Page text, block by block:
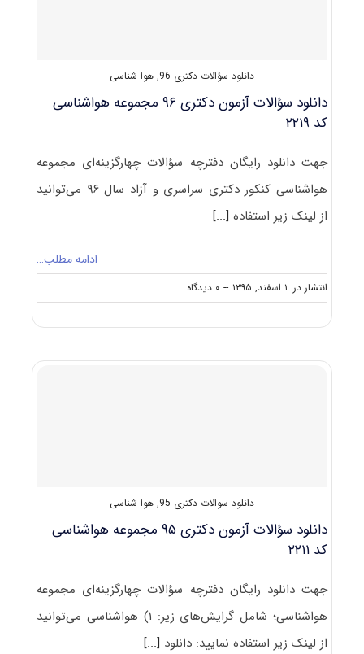
دانلود سؤالات دکتری 96 , هوا شناسی
دانلود سؤالات آزمون دکتری ۹۶ مجموعه هواشناسی
کد ۲۲۱۹
جهت دانلود رایگان دفترچه سؤالات چهارگزینه‌ای مجموعه
هواشناسی کنکور دکتری سراسری و آزاد سال ۹۶ می‌توانید
از لینک زیر استفاده[...]
ادامه مطلب…
انتشار در: ۱ اسفند, ۱۳۹۵ -- ۰ دیدگاه
on
دانلود
آزمون
۹۶
دانلود سوالات دکتری 95 , هوا شناسی
دانلود سؤالات آزمون دکتری ۹۵ مجموعه هواشناسی
کد ۲۲۱۱
جهت دانلود رایگان دفترچه سؤالات چهارگزینه‌ای مجموعه
هواشناسی؛ شامل گرایش‌های زیر: ۱) هواشناسی می‌توانید
از لینک زیر استفاده نمایید: دانلود [...]